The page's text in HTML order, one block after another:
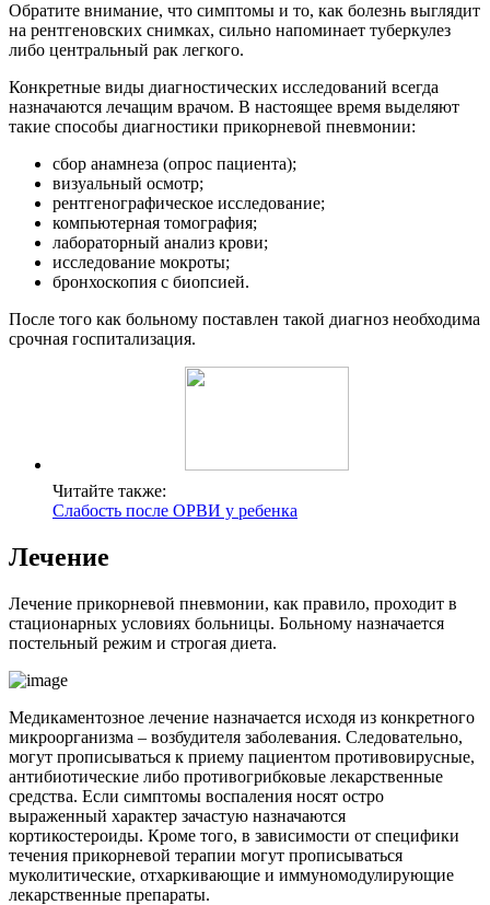
Обратите внимание, что симптомы и то, как болезнь выглядит
на рентгеновских снимках, сильно напоминает туберкулез
либо центральный рак легкого.
Конкретные виды диагностических исследований всегда
назначаются лечащим врачом. В настоящее время выделяют
такие способы диагностики прикорневой пневмонии:
сбор анамнеза (опрос пациента);
визуальный осмотр;
рентгенографическое исследование;
компьютерная томография;
лабораторный анализ крови;
исследование мокроты;
бронхоскопия с биопсией.
После того как больному поставлен такой диагноз необходима
срочная госпитализация.
Читайте также:
Слабость после ОРВИ у ребенка
Лечение
Лечение прикорневой пневмонии, как правило, проходит в
стационарных условиях больницы. Больному назначается
постельный режим и строгая диета.
Медикаментозное лечение назначается исходя из конкретного
микроорганизма – возбудителя заболевания. Следовательно,
могут прописываться к приему пациентом противовирусные,
антибиотические либо противогрибковые лекарственные
средства. Если симптомы воспаления носят остро
выраженный характер зачастую назначаются
кортикостероиды. Кроме того, в зависимости от специфики
течения прикорневой терапии могут прописываться
муколитические, отхаркивающие и иммуномодулирующие
лекарственные препараты.